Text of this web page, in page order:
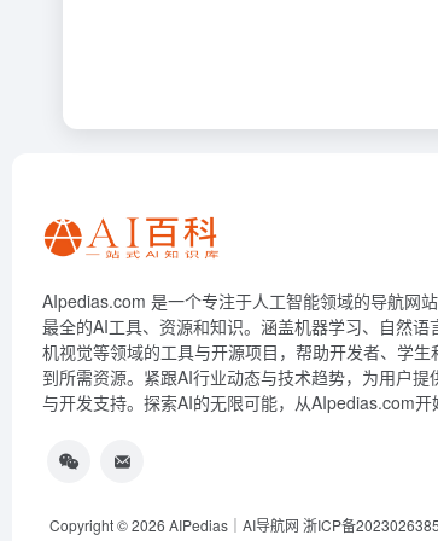
AIpedias.com 是一个专注于人工智能领域的导航网
最全的AI工具、资源和知识。涵盖机器学习、自然语
机视觉等领域的工具与开源项目，帮助开发者、学生
到所需资源。紧跟AI行业动态与技术趋势，为用户提
与开发支持。探索AI的无限可能，从AIpedias.com开
Copyright © 2026 AIPedias｜AI导航网 浙ICP备